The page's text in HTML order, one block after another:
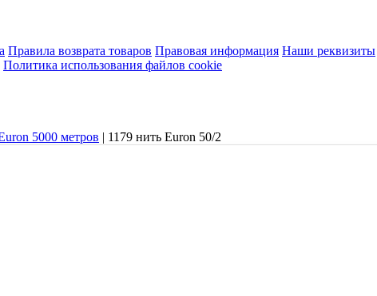
Правила возврата товаров Правовая информация Наши реквизиты
Политика использования файлов cookie
5000 метров | 1179 нить Euron 50/2